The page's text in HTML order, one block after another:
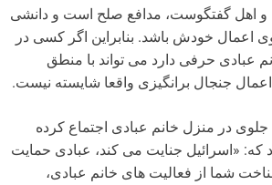
و اهل گفتگوست، مدافع صلح است و دانشی
اعمال خودش باشد. بنابراین اگر کسی در
عبادی حرفی دارد می تواند با منطق
جنجال برانگیزی واقعا شایسته نیست.
جلوی در منزل خانم عبادی اجتماع کرده
که: «اسرائیل جنایت می کند، عبادی حمایت
شما از فعالیت های خانم عبادی،